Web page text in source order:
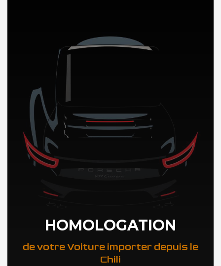
DÉCOUVREZ NOTRE IMPORTATION AUTO au Chili
HOMOLOGATION
de votre Voiture importer depuis le
Chili